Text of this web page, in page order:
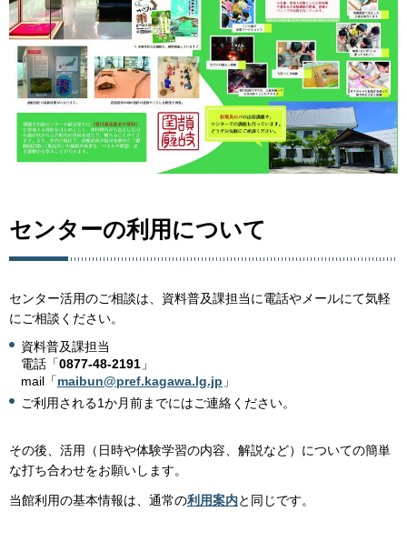
センターの利用について
センター活用のご相談は、資料普及課担当に電話やメールにて気軽
にご相談ください。
資料普及課担当
電話「0877-48-2191 」
mail「maibun@pref.kagawa.lg.jp 」
ご利用される1か月前までにはご連絡ください。
その後、活用（日時や体験学習の内容、解説など）についての簡単
な打ち合わせをお願いします。
当館利用の基本情報は、通常の利用案内と同じです。